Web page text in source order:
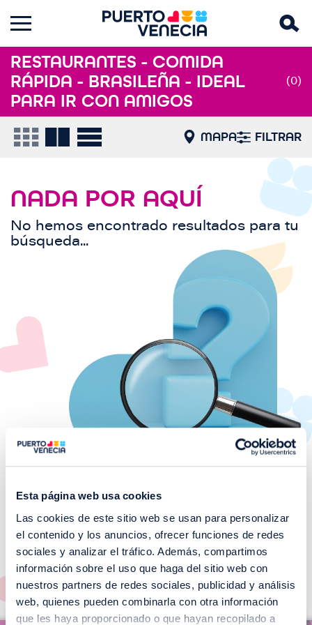
Esta página web usa cookies
Las cookies de este sitio web se usan para personalizar
el contenido y los anuncios, ofrecer funciones de redes
sociales y analizar el tráfico. Además, compartimos
información sobre el uso que haga del sitio web con
nuestros partners de redes sociales, publicidad y análisis
web, quienes pueden combinarla con otra información
que les haya proporcionado o que hayan recopilado a
RESTAURANTES - COMIDA
RÁPIDA - BRASILEÑA - IDEAL
PARA IR CON AMIGOS
(0)
MAPA FILTRAR
NADA POR AQUÍ
No hemos encontrado resultados para tu
búsqueda...
¡No te pierdas nuestros
EVENTOS!
Ver todos >